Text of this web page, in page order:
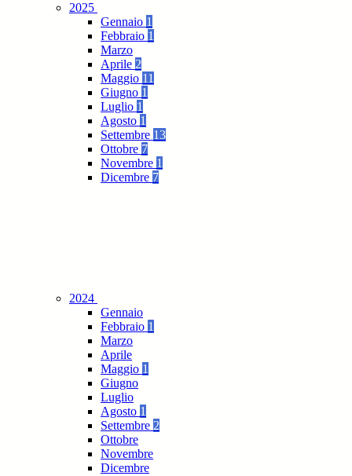
2025
Gennaio 1
Febbraio 1
Marzo
Aprile 2
Maggio 11
Giugno 1
Luglio 1
Agosto 1
Settembre 13
Ottobre 7
Novembre 1
Dicembre 7
2024
Gennaio
Febbraio 1
Marzo
Aprile
Maggio 1
Giugno
Luglio
Agosto 1
Settembre 2
Ottobre
Novembre
Dicembre